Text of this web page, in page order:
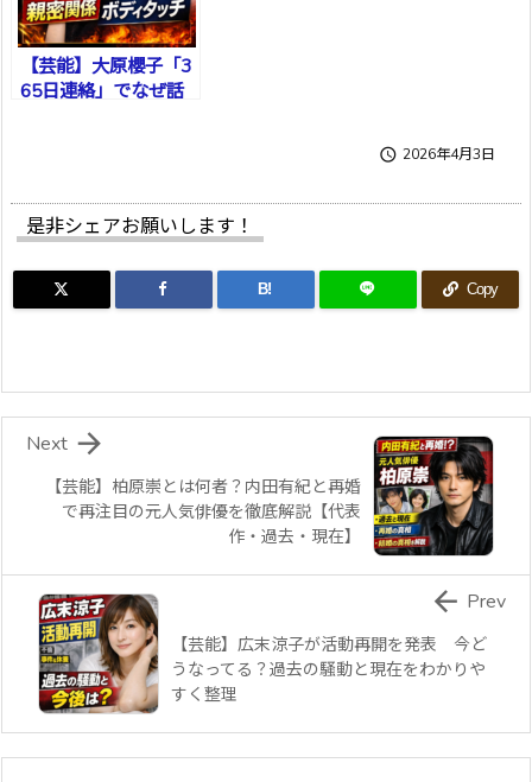
【芸能】大原櫻子「3
65日連絡」でなぜ話
 2026年4月3日
是非シェアお願いします！
B! Copy
【芸能】柏原崇とは何者？内田有紀と再婚
で再注目の元人気俳優を徹底解説【代表
作・過去・現在】

Next
【芸能】広末涼子が活動再開を発表 今ど
うなってる？過去の騒動と現在をわかりや
すく整理
 Prev